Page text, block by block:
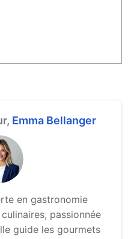
Emma Bellanger
en gastronomie
passionnée
guide les gourmets